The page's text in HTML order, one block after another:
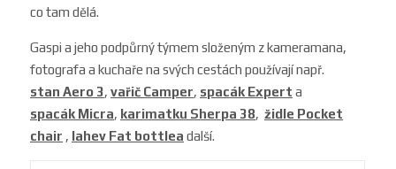
co tam dělá.
Gaspi a jeho podpůrný týmem složeným z kameramana,
fotografa a kuchaře na svých cestách používají např.
stanAero 3,vařič Camper, spacák Expert a
spacák Micra, karimatku Sherpa 38,židle Pocket
chair , lahev Fat bottlea další.